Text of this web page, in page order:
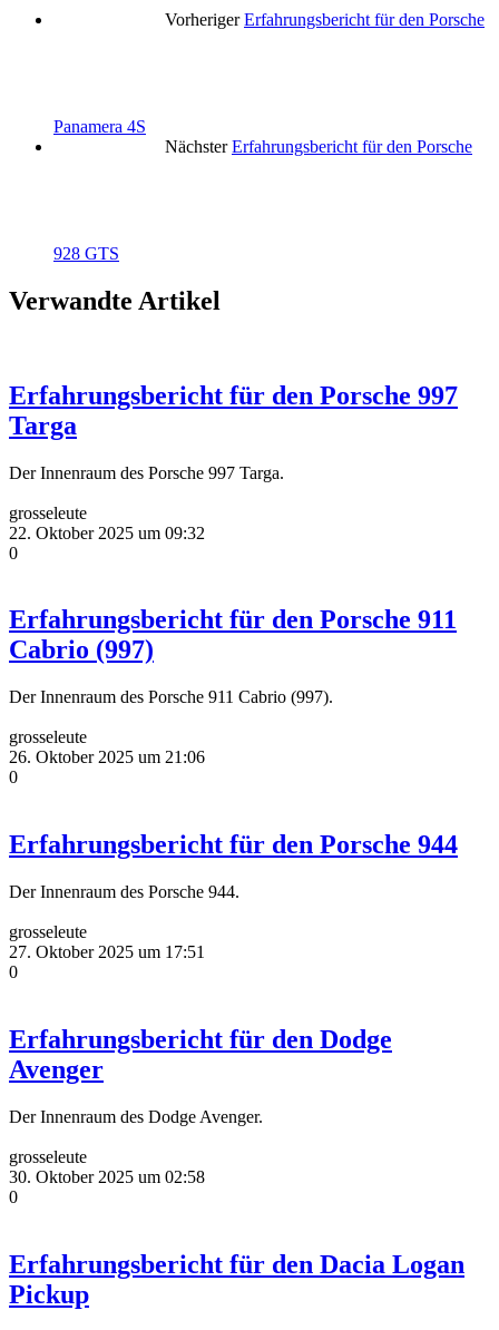
Vorheriger Erfahrungsbericht für den Porsche
Panamera 4S
Nächster Erfahrungsbericht für den Porsche
928 GTS
Verwandte Artikel
Erfahrungsbericht für den Porsche 997
Targa
Der Innenraum des Porsche 997 Targa.
grosseleute
22. Oktober 2025 um 09:32
0
Erfahrungsbericht für den Porsche 911
Cabrio (997)
Der Innenraum des Porsche 911 Cabrio (997).
grosseleute
26. Oktober 2025 um 21:06
0
Erfahrungsbericht für den Porsche 944
Der Innenraum des Porsche 944.
grosseleute
27. Oktober 2025 um 17:51
0
Erfahrungsbericht für den Dodge
Avenger
Der Innenraum des Dodge Avenger.
grosseleute
30. Oktober 2025 um 02:58
0
Erfahrungsbericht für den Dacia Logan
Pickup